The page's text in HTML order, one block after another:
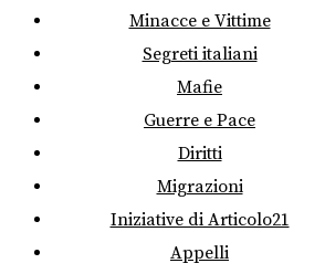
Minacce e Vittime
Segreti italiani
Mafie
Guerre e Pace
Diritti
Migrazioni
Iniziative di Articolo21
Appelli